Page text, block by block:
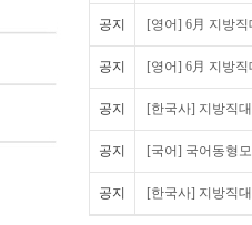
공지 [영어] 6月 지방
공지 [영어] 6月 지방
공지 [한국사] 지방직
공지 [국어] 국어동형
공지 [한국사] 지방직